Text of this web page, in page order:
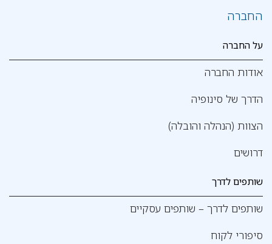
החברה
על החברה
אודות החברה
הדרך של סינופיה
הצוות (הנהלה והובלה)
דרושים
שותפים לדרך
שותפים לדרך – שותפים עסקיים
סיפורי לקוח